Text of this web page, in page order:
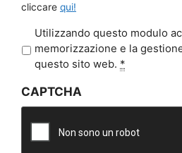
cliccare qui!
r
a
c
*
Utilizzando questo modulo
memorizzazione e la
questo sito web. *
CAPTCHA